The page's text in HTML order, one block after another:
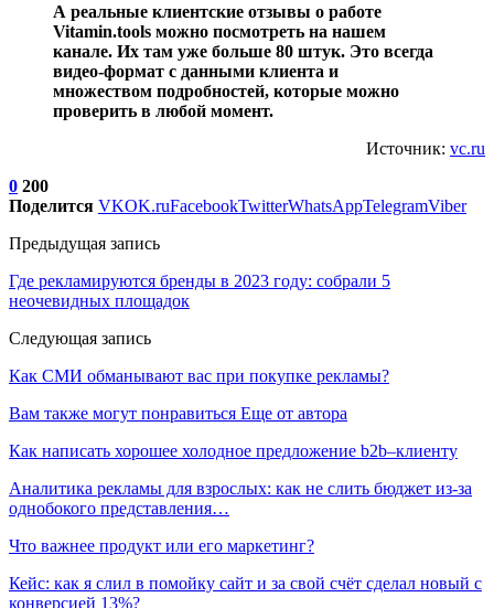
А реальные клиентские отзывы о работе
Vitamin.tools можно посмотреть на нашем
канале. Их там уже больше 80 штук. Это всегда
видео-формат с данными клиента и
множеством подробностей, которые можно
проверить в любой момент.
Источник: vc.ru
0 200
Поделится VKOK.ruFacebookTwitterWhatsAppTelegramViber
Предыдущая запись
Где рекламируются бренды в 2023 году: собрали 5
неочевидных площадок
Следующая запись
Как СМИ обманывают вас при покупке рекламы?
Вам также могут понравиться Еще от автора
Как написать хорошее холодное предложение b2b–клиенту
Аналитика рекламы для взрослых: как не слить бюджет из-за
однобокого представления…
Что важнее продукт или его маркетинг?
Кейс: как я слил в помойку сайт и за свой счёт сделал новый с
конверсией 13%?